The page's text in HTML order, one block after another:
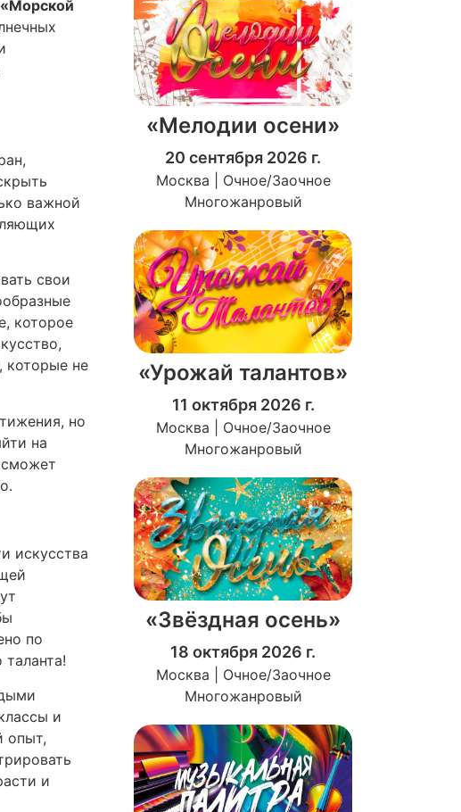
«Морской
важной
свои
которое
которые не
но
на
искусства
по
и
опыт,
и
«Мелодии осени»
20 сентября 2026 г.
Москва | Очное/Заочное
Многожанровый
«Урожай талантов»
11 октября 2026 г.
Москва | Очное/Заочное
Многожанровый
«Звёздная осень»
18 октября 2026 г.
Москва | Очное/Заочное
Многожанровый